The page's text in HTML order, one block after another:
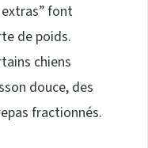
font
de poids.
chiens
douce, des
fractionnés.